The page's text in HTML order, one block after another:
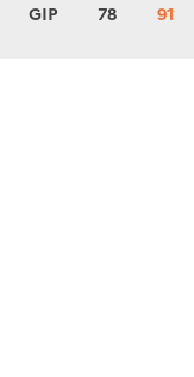
GIP 78 91